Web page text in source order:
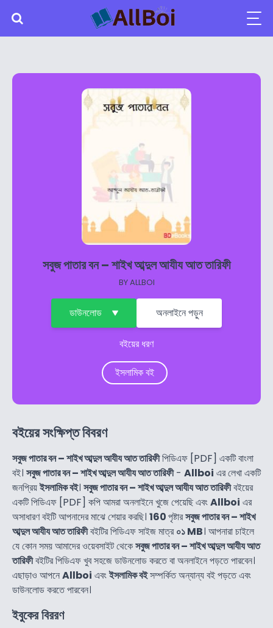
সবুজ পাতার বন – শাইখ আব্দুল আযীয আত তারিফী
BYALLBOI
ডাউনলোড অনলাইনে পড়ুন
বইয়ের ধরণ
ইসলামিক বই
বইয়ের সংক্ষিপ্ত বিবরণ
সবুজ পাতার বন – শাইখ আব্দুল আযীয আত তারিফীপিডিএফ [PDF] একটি বাংলা
বই। সবুজ পাতার বন – শাইখ আব্দুল আযীয আত তারিফী- Allboi এর লেখা একটি
জনপ্রিয়ইসলামিক বই। সবুজ পাতার বন – শাইখ আব্দুল আযীয আত তারিফীবইয়ের
একটি পিডিএফ [PDF] কপি আমরা অনলাইনে খুজে পেয়েছি এবংAllboi এর
অসাধারণ বইটি আপনাদের মাঝে শেয়ার করছি। 160পৃষ্টারসবুজ পাতার বন – শাইখ
আব্দুল আযীয আত তারিফীবইটির পিডিএফ সাইজ মাত্র০১ MB। আপনারা চাইলে
যে কোন সময় আমাদের ওয়েবসাইট থেকেসবুজ পাতার বন – শাইখ আব্দুল আযীয আত
তারিফীবইটির পিডিএফ খুব সহজে ডাউনলোড করতে বা অনলাইনে পড়তে পারবেন।
এছাড়াও আপনেAllboi এবংইসলামিক বইসম্পর্কিত অন্যান্য বই পড়তে এবং
ডাউনলোড করতে পারবেন।
ইবুকের বিররণ